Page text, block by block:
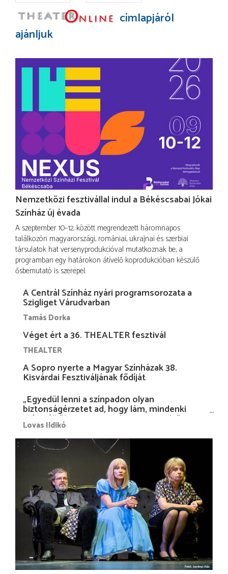
címlapjáról
ajánljuk
Nemzetközi fesztivállal indul a Békéscsabai Jókai
Színház új évada
A szeptember 10–12. között megrendezett háromnapos
találkozón magyarországi, romániai, ukrajnai és szerbiai
társulatok hat versenyprodukcióval mutatkoznak be, a
programban egy határokon átívelő koprodukcióban készülő
ősbemutató is szerepel.
A Centrál Színház nyári programsorozata a
Szigliget Várudvarban
Tamás Dorka
Véget ért a 36. THEALTER fesztivál
THEALTER
A Sopro nyerte a Magyar Színházak 38.
Kisvárdai Fesztiváljának fődíját
„Egyedül lenni a színpadon olyan
biztonságérzetet ad, hogy lám, mindenki
más nélkül is megvagyok magammal…”
Lovas Ildikó